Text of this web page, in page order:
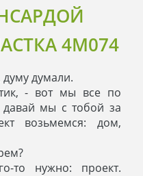
4M074
думали.
- вот мы все по
давай мы с тобой за
возьмемся: дом,
то нужно: проект.